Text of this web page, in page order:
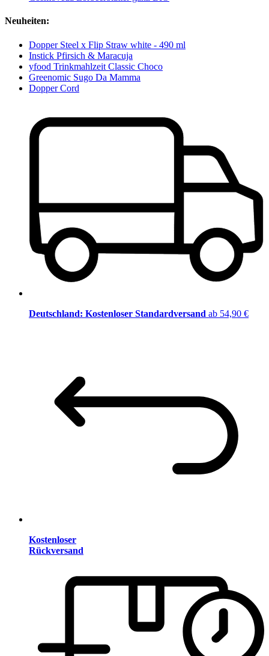
Neuheiten:
Dopper Steel x Flip Straw white - 490 ml
Instick Pfirsich & Maracuja
yfood Trinkmahlzeit Classic Choco
Greenomic Sugo Da Mamma
Dopper Cord
Deutschland: Kostenloser Standardversand ab 54,90 €
Kostenloser
Rückversand